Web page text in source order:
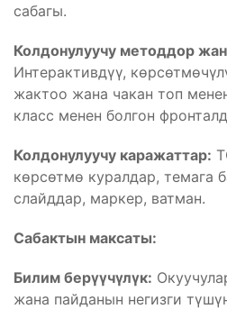
сабагы.
Колдонулуучу методдор
Интерактивдүү,
жактоо жана чакан топ
класс менен болгон
Колдонулуучу каражаттар:
көрсөтмө куралдар, темага
слайддар, маркер, ватман.
Сабактын максаты:
Билим берүүчүлүк:
жана пайданын негизги